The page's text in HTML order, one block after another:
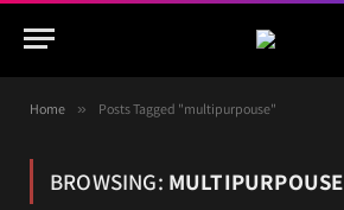
Home » Posts Tagged "multipurpouse"
BROWSING: MULTIPURPOUSE